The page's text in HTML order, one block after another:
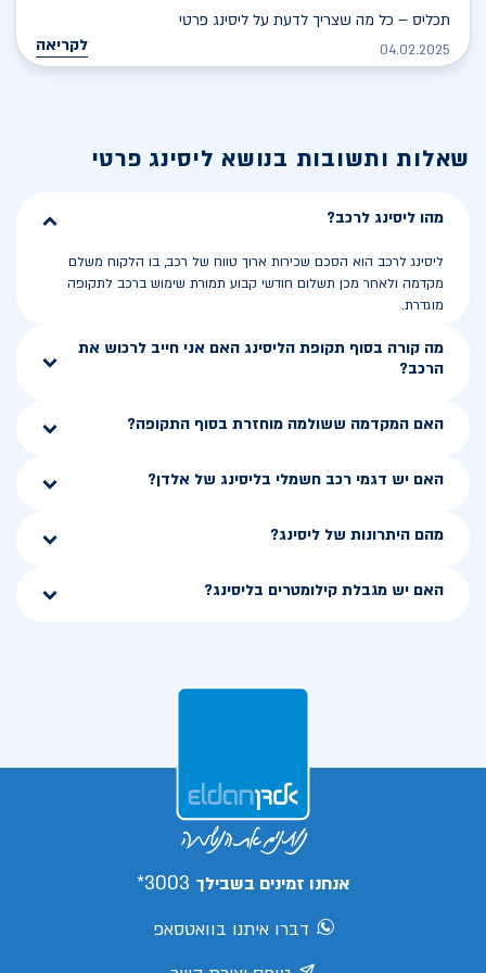
תכליס – כל מה שצריך לדעת על ליסינג פרטי
04.02.2025 לקריאה
שאלות ותשובות בנושא ליסינג פרטי
מהו ליסינג לרכב?
ליסינג לרכב הוא הסכם שכירות ארוך טווח של רכב, בו הלקוח משלם
מקדמה ולאחר מכן תשלום חודשי קבוע תמורת שימוש ברכב לתקופה
מוגדרת.
מה קורה בסוף תקופת הליסינג האם אני חייב לרכוש את
הרכב?
האם המקדמה ששולמה מוחזרת בסוף התקופה?
האם יש דגמי רכב חשמלי בליסינג של אלדן?
מהם היתרונות של ליסינג?
האם יש מגבלת קילומטרים בליסינג?
אנחנו זמינים בשבילך 3003*
דברו איתנו בוואטסאפ